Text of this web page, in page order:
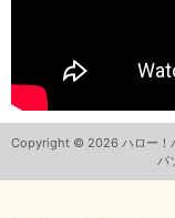
Copyright © 2026 ハロー！
パ